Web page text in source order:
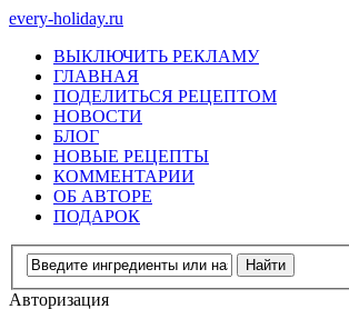
every-holiday.ru
ВЫКЛЮЧИТЬ РЕКЛАМУ
ГЛАВНАЯ
ПОДЕЛИТЬСЯ РЕЦЕПТОМ
НОВОСТИ
БЛОГ
НОВЫЕ РЕЦЕПТЫ
КОММЕНТАРИИ
ОБ АВТОРЕ
ПОДАРОК
Авторизация